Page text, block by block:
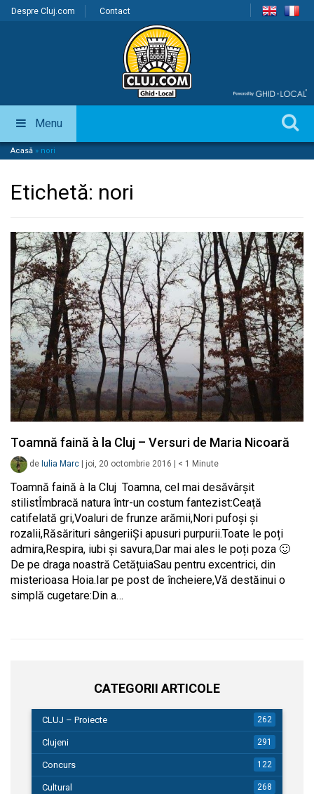
Despre Cluj.com Contact
Menu
Acasă » nori
Etichetă: nori
Toamnă faină à la Cluj – Versuri de Maria Nicoară
de Iulia Marc joi, 20 octombrie 2016 < 1 Minute
Toamnă faină à la Cluj Toamna, cel mai desăvârşit
stilistÎmbracă natura într-un costum fantezist:Ceață
catifelată gri,Voaluri de frunze arămii,Nori pufoşi şi
rozalii,Răsărituri sângeriiŞi apusuri purpurii.Toate le poți
admira,Respira, iubi şi savura,Dar mai ales le poți poza 🙂
De pe draga noastră CetățuiaSau pentru excentrici, din
misterioasa Hoia.Iar pe post de încheiere,Vă destăinui o
simplă cugetare:Din a…
CATEGORII ARTICOLE
CLUJ – Proiecte 262
Clujeni 291
Concurs 122
Cultural 268